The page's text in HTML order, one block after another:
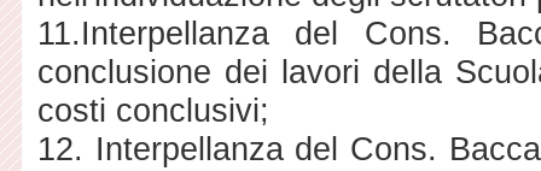
11.Interpellanza del Cons.
conclusione dei lavori della
costi conclusivi;
12. Interpellanza del Cons.